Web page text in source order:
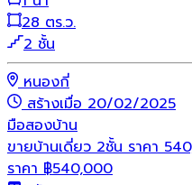
28 ตร.ว.
2 ชั้น
หนองกี่
สร้างเมื่อ 20/02/2025
มือสองบ้าน
ขายบ้านเดี่ยว 2ชั้น ราคา
ราคา ฿540,000